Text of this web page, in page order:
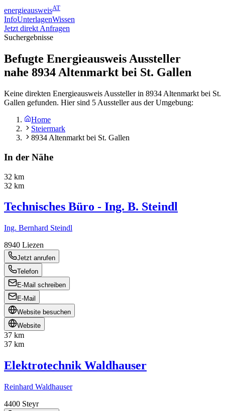
energieausweisAT
InfoUnterlagenWissen
Jetzt direkt Anfragen
Suchergebnisse
Befugte Energieausweis Aussteller
nahe 8934Altenmarkt bei St. Gallen
Keine direkten Energieausweis Aussteller in 8934 Altenmarkt bei St.
Gallen gefunden. Hier sind 5 Aussteller aus der Umgebung:
Home
Steiermark
8934 Altenmarkt bei St. Gallen
In der Nähe
32 km
32 km
Technisches Büro - Ing. B. Steindl
Ing. Bernhard Steindl
8940 Liezen
Jetzt anrufen
Telefon
E-Mail schreiben
E-Mail
Website besuchen
Website
37 km
37 km
Elektrotechnik Waldhauser
Reinhard Waldhauser
4400 Steyr